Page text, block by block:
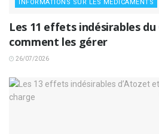
INFORMATIONS SUR LES MÉDICAMENTS
Les 11 effets indésirables
comment les gérer
26/07/2026